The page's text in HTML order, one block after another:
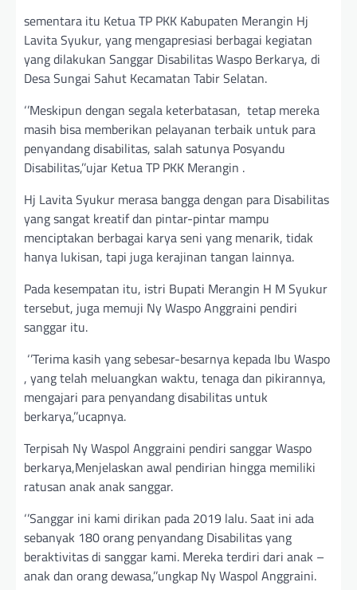
sementara itu Ketua TP PKK Kabupaten Merangin Hj
Lavita Syukur, yang mengapresiasi berbagai kegiatan
yang dilakukan Sanggar Disabilitas Waspo Berkarya, di
Desa Sungai Sahut Kecamatan Tabir Selatan.
‘’Meskipun dengan segala keterbatasan, tetap mereka
masih bisa memberikan pelayanan terbaik untuk para
penyandang disabilitas, salah satunya Posyandu
Disabilitas,’’ujar Ketua TP PKK Merangin .
Hj Lavita Syukur merasa bangga dengan para Disabilitas
yang sangat kreatif dan pintar-pintar mampu
menciptakan berbagai karya seni yang menarik, tidak
hanya lukisan, tapi juga kerajinan tangan lainnya.
Pada kesempatan itu, istri Bupati Merangin H M Syukur
tersebut, juga memuji Ny Waspo Anggraini pendiri
sanggar itu.
‘’Terima kasih yang sebesar-besarnya kepada Ibu Waspo
, yang telah meluangkan waktu, tenaga dan pikirannya,
mengajari para penyandang disabilitas untuk
berkarya,’’ucapnya.
Terpisah Ny Waspol Anggraini pendiri sanggar Waspo
berkarya,Menjelaskan awal pendirian hingga memiliki
ratusan anak anak sanggar.
‘’Sanggar ini kami dirikan pada 2019 lalu. Saat ini ada
sebanyak 180 orang penyandang Disabilitas yang
beraktivitas di sanggar kami. Mereka terdiri dari anak –
anak dan orang dewasa,’’ungkap Ny Waspol Anggraini.